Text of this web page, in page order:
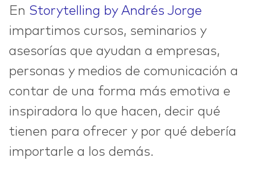
En Storytelling by Andrés Jorge
impartimos cursos, seminarios y
asesorías que ayudan a empresas,
personas y medios de comunicación a
contar de una forma más emotiva e
inspiradora lo que hacen, decir qué
tienen para ofrecer y por qué debería
importarle a los demás.